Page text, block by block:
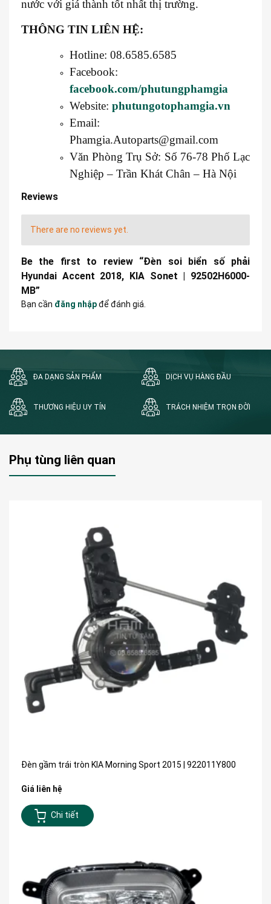
nước với giá thành tốt nhất thị trường.
THÔNG TIN LIÊN HỆ:
Hotline: 08.6585.6585
Facebook:
facebook.com/phutungphamgia
Website: phutungotophamgia.vn
Email:
Phamgia.Autoparts@gmail.com
Văn Phòng Trụ Sở: Số 76-78 Phố Lạc
Nghiệp – Trần Khát Chân – Hà Nội
Reviews
There are no reviews yet.
Be the first to review “Đèn soi biển số phải
Hyundai Accent 2018, KIA Sonet | 92502H6000-
MB”
Bạn cần đăng nhậpđể đánh giá.
ĐA DẠNG SẢN PHẨM DỊCH VỤ HÀNG ĐẦU
THƯƠNG HIỆU UY TÍN TRÁCH NHIỆM TRỌN ĐỜI
Phụ tùng liên quan
Đèn gầm trái tròn KIA Morning Sport 2015 | 922011Y800
Giá liên hệ
Chi tiết